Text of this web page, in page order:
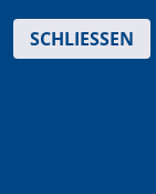
SCHLIESSEN